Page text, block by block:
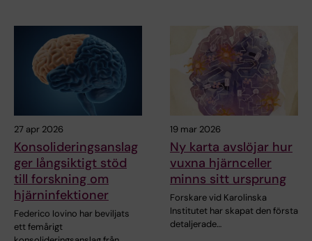
27 apr 2026
Konsolideringsanslag
ger långsiktigt stöd
till forskning om
hjärninfektioner
Federico Iovino har beviljats
ett femårigt
19 mar 2026
Ny karta avslöjar hur
vuxna hjärnceller
minns sitt ursprung
Forskare vid Karolinska
Institutet har skapat den första
detaljerade…